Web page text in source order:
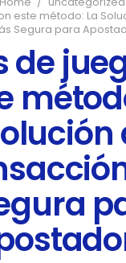
este método: La
Segura para
de